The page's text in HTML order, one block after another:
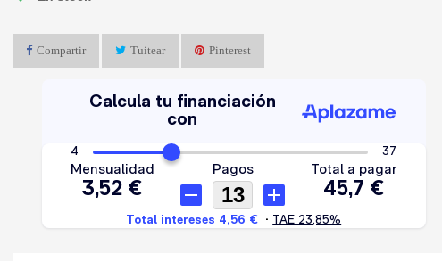
Compartir Tuitear Pinterest